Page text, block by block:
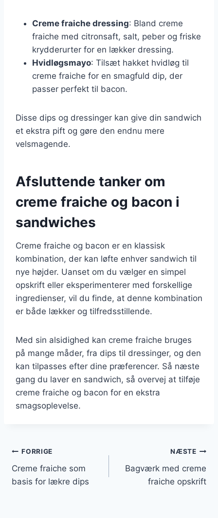
Creme fraiche dressing: Bland creme
fraiche med citronsaft, salt, peber og friske
krydderurter for en lækker dressing.
Hvidløgsmayo: Tilsæt hakket hvidløg til
creme fraiche for en smagfuld dip, der
passer perfekt til bacon.
Disse dips og dressinger kan give din sandwich
et ekstra pift og gøre den endnu mere
velsmagende.
Afsluttende tanker om
creme fraiche og bacon i
sandwiches
Creme fraiche og bacon er en klassisk
kombination, der kan løfte enhver sandwich til
nye højder. Uanset om du vælger en simpel
opskrift eller eksperimenterer med forskellige
ingredienser, vil du finde, at denne kombination
er både lækker og tilfredsstillende.
Med sin alsidighed kan creme fraiche bruges
på mange måder, fra dips til dressinger, og den
kan tilpasses efter dine præferencer. Så næste
gang du laver en sandwich, så overvej at tilføje
creme fraiche og bacon for en ekstra
smagsoplevelse.
Indlægsnavigation
FORRIGE
Creme fraiche som
basis for lækre dips
NÆSTE
Bagværk med creme
fraiche opskrift